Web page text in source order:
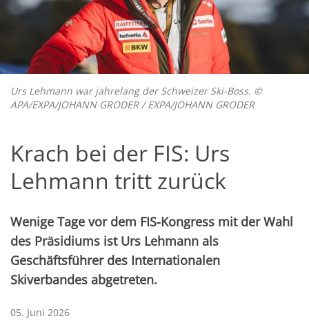
Urs Lehmann war jahrelang der Schweizer Ski-Boss. ©
APA/EXPA/JOHANN GRODER / EXPA/JOHANN GRODER
Krach bei der FIS: Urs
Lehmann tritt zurück
Wenige Tage vor dem FIS-Kongress mit der Wahl
des Präsidiums ist Urs Lehmann als
Geschäftsführer des Internationalen
Skiverbandes abgetreten.
05. Juni 2026